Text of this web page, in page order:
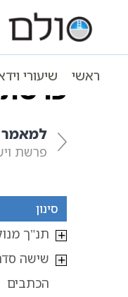
ראשי שיעורי
עמוד
למאמר
פרשת
סינון
תנ"ך
שישה
הכתבים